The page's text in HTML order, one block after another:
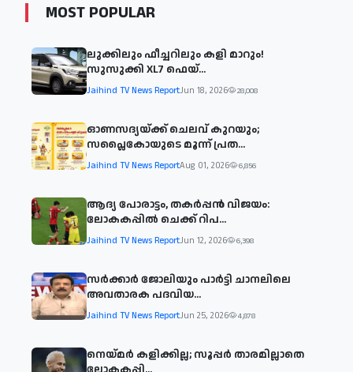
MOST POPULAR
ലുക്കിലും ഫീച്ചറിലും കളി മാറും!
സുസുക്കി XL7 ഫെയ്‌...
Jaihind TV News ReportJun 18, 2026 28,008
ഓണസദ്യയ്ക്ക് ചെലവ് കുറയും;
സപ്ലൈകോയുടെ മൂന്ന് പ്രത...
Jaihind TV News ReportAug 01, 2026 6,856
ആദ്യ പോരാട്ടം, തകർപ്പൻ വിജയം:
ലോകകപ്പിൽ ചെക്ക് റിപ...
Jaihind TV News ReportJun 12, 2026 6,398
സര്‍ക്കാര്‍ ജോലിയും പാര്‍ട്ടി ചാനലിലെ
അവതാരക പദവിയ...
Jaihind TV News ReportJun 25, 2026 4,878
നെയ്മര്‍ കളിക്കില്ല; സൂപ്പര്‍ താരമില്ലാതെ